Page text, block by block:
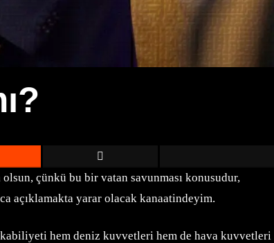
olsun, çünkü bu bir vatan savunması konusudur,
açıklamakta yarar olacak kanaatindeyim.
kabiliyeti hem deniz kuvvetleri hem de hava kuvvetleri